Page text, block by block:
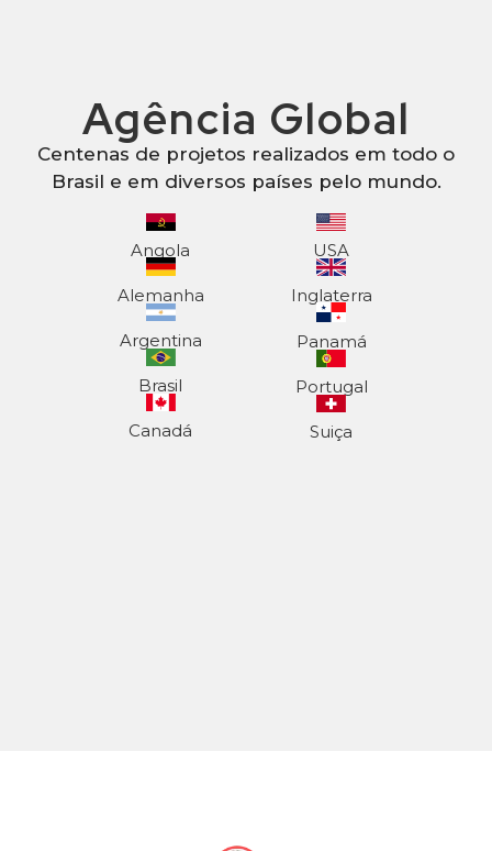
Agência Global
Centenas de projetos realizados em todo o
Brasil e em diversos países pelo mundo.
Angola
Alemanha
Argentina
Brasil
Canadá
USA
Inglaterra
Panamá
Portugal
Suiça